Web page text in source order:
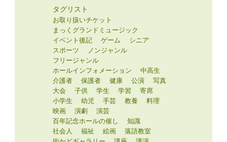
タグリスト
お取り扱いチケット
まっくグランドミュージック
イベント後記
ゲーム
シニア
スポーツ
ノンジャンル
フリージャンル
ホールインフォメーション
中高生
介護者
保護者 健康 公演
写真
大会
子供 学生 学習
寄席
小学生
幼児 手芸 教養
料理
映画
演劇
演芸
百年記念ホールの催し
知識
社会人
福祉 絵画
落語教室